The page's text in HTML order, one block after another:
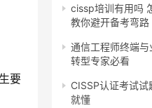
要
cissp培训有用吗
教你避开备考弯路
通信工程师终端
转型专家必看
CISSP认证考试
就懂